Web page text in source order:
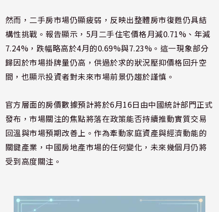
然而，二手房市場仍顯疲弱，反映出整體房市復甦仍具結
構性挑戰。報告顯示，5月二手住宅價格月減0.71%、年減
7.24%，跌幅略高於4月的0.69%與7.23%。這一現象部分
歸因於市場掛牌量仍高，供過於求的狀況壓抑價格回升空
間，也顯示投資者對未來市場前景仍趨於謹慎。
官方層面的房價數據預計將於6月16日由中國統計部門正式
發布，市場關注的焦點將落在政策能否持續推動實質交易
回溫與市場預期改善上。作為牽動家庭資產與經濟動能的
關鍵產業，中國房地產市場的任何變化，未來幾個月仍將
受到高度關注。